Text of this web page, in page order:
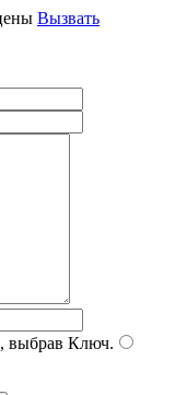
Вызвать
выбрав Ключ.